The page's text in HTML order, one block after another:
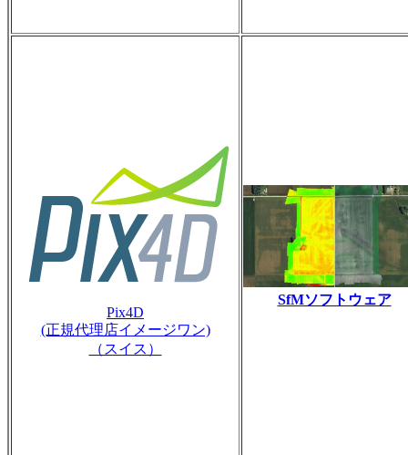
Pix4D
(正規代理店イメージワン)
（スイス）
SfMソフトウェア